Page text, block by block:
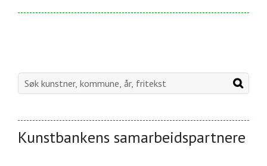
Kunstbankens samarbeidspartnere